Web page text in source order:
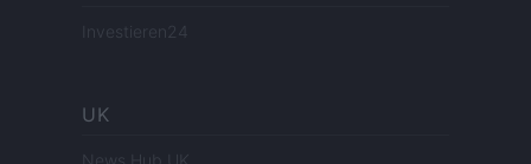
Investieren24
UK